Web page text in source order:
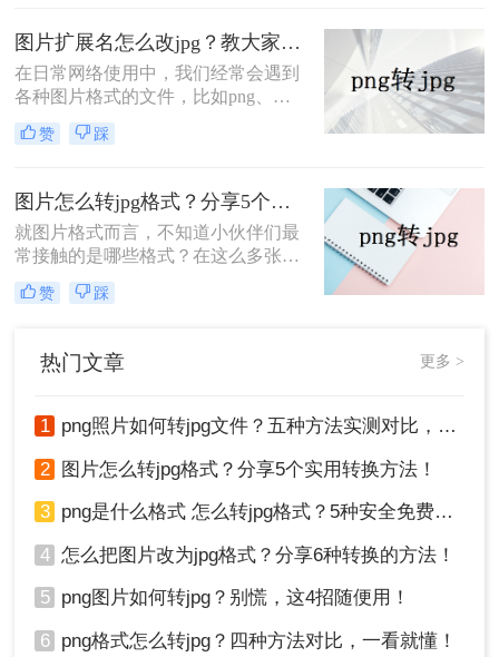
速选择最合适的方法。
常常会遇到来自手机、相机或网络的
其他格式图片，如PNG、HEIC、
WEBP、RAW等，它们可能在不同场
景下带来不便。那么，照片怎么改成
jpg格式呢？
图片扩展名怎么改jpg？教大家三种简单转换方法！
在日常网络使用中，我们经常会遇到
各种图片格式的文件，比如png、
jpeg、bmp等等。然而，很多时候我
们需要将图片扩展名改为jpg格式，因
方面更加优秀。那么，图片扩展名怎
么改jpg呢？本文将为您详细介绍三种
简单实用的方法，帮助您达到这一目
标。
赞 踩
图片怎么转jpg格式？分享5个实用转换方法！
就图片格式而言，不知道小伙伴们最
常接触的是哪些格式？在这么多张图
片格式中，尽管png格式的清晰度接
近于原作，画质清晰，但缺点仍然存
些网站不支持png格式的图片，因此
很多人都会把图片怎么转jpg格式，那
赞 踩
热门文章 更多 >
1 png照片如何转jpg文件？五种方法实测对比，附各场景最优选!！
2 图片怎么转jpg格式？分享5个实用转换方法！
3 png是什么格式 怎么转jpg格式？5种安全免费转换方法全解析！
4 怎么把图片改为jpg格式？分享6种转换的方法！
5 png图片如何转jpg？别慌，这4招随便用！
6 png格式怎么转jpg？四种方法对比，一看就懂！